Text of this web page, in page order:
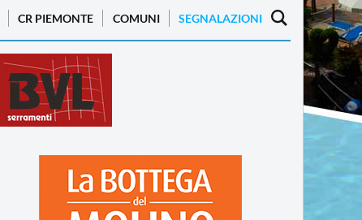
CR PIEMONTE COMUNI SEGNALAZIONI